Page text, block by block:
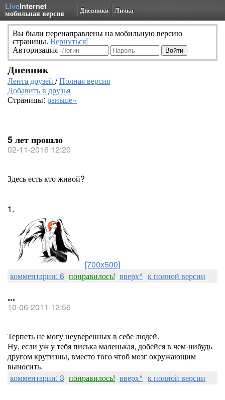
LiveInternet
мобильная версия Дневники Личка
Вы были перенаправлены на мобильную версию
страницы. Вернуться!
Авторизация
Дневник
Лента друзей /Полная версия
Добавить в друзья
Страницы: раньше»
5 лет прошло
02-11-2016 12:20
Здесь есть кто живой?
1.
[700x500]
комментарии: 6 понравилось! вверх^ к полной версии
...
10-06-2011 12:56
Терпеть не могу неуверенных в себе людей.
Ну, если уж у тебя писька маленькая, добейся в чем-нибудь
другом крутизны, вместо того чтоб мозг окружающим
выносить.
комментарии: 3 понравилось! вверх^ к полной версии